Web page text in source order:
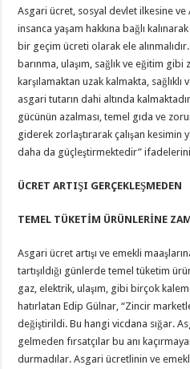
Asgari ücret, sosyal devlet ilkesine ve
insanca yaşam hakkına bağlı
bir geçim ücreti olarak ele
barınma, ulaşım, sağlık ve eğitim
karşılamaktan uzak kalmakta,
asgari tutarın dahi altında
gücünün azalması, temel gıda ve
giderek zorlaştırarak çalışan kesimin
daha da güçleştirmektedir” ifadelerini
ÜCRET ARTIŞI GERÇEKLEŞMEDEN
TEMEL TÜKETİM ÜRÜNLERİNE
Asgari ücret artışı ve emekli
tartışıldığı günlerde temel tüketim
gaz, elektrik, ulaşım, gibi birçok
hatırlatan Edip Gülnar, “Zincir
değiştirildi. Bu hangi vicdana sığar.
gelmeden fırsatçılar bu anı
durmadılar. Asgari ücretlinin ve